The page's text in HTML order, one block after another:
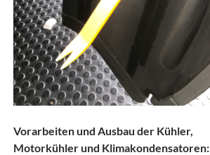
Vorarbeiten und Ausbau der Kühler,
Motorkühler und Klimakondensatoren: